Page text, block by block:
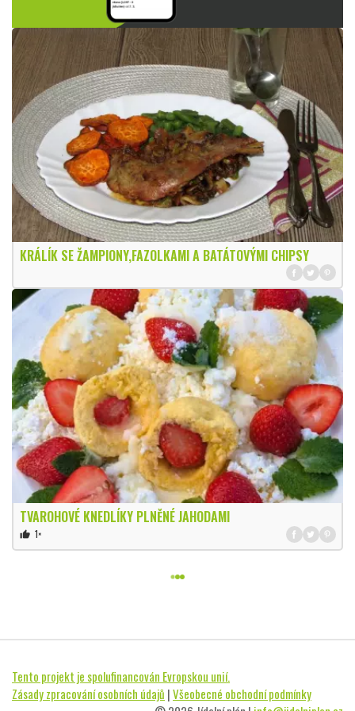
KRÁLÍK SE ŽAMPIONY,FAZOLKAMI A BATÁTOVÝMI CHIPSY
TVAROHOVÉ KNEDLÍKY PLNĚNÉ JAHODAMI
thumb_up 1×
Tento projekt je spolufinancován Evropskou unií.
Zásady zpracování osobních údajů |Všeobecné obchodní podmínky